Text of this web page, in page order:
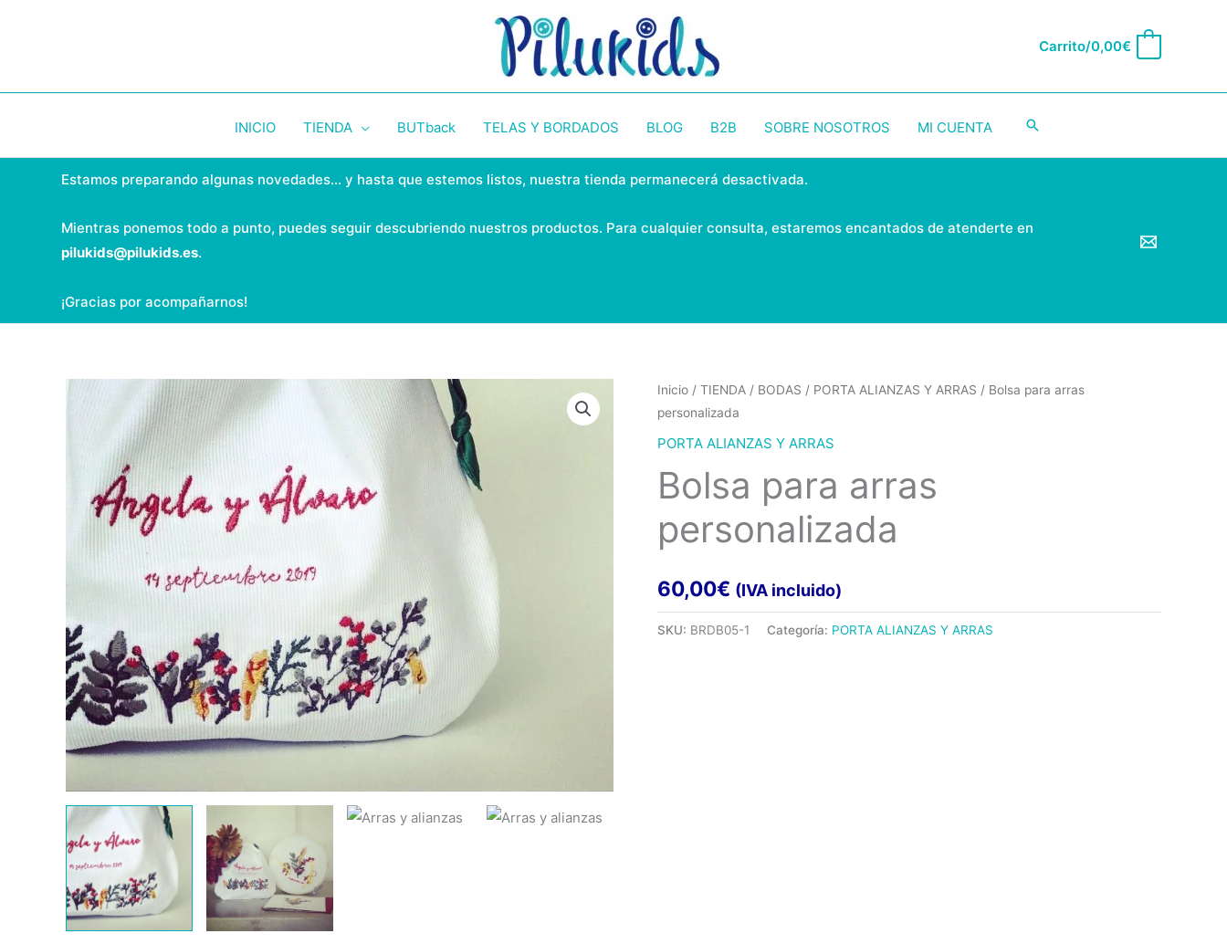
Carrito/0,00€
INICIO TIENDA BUTback TELAS Y BORDADOS BLOG B2B SOBRE NOSOTROS MI CUENTA Buscar
Estamos preparando algunas novedades... y hasta que estemos listos, nuestra tienda permanecerá desactivada.
Mientras ponemos todo a punto, puedes seguir descubriendo nuestros productos. Para cualquier consulta, estaremos encantados de atenderte en
pilukids@pilukids.es.
¡Gracias por acompañarnos!
Inicio / TIENDA / BODAS / PORTA ALIANZAS Y ARRAS / Bolsa para arras
personalizada
PORTA ALIANZAS Y ARRAS
Bolsa para arras
personalizada
60,00€ (IVA incluido)
SKU: BRDB05-1 Categoría: PORTA ALIANZAS Y ARRAS